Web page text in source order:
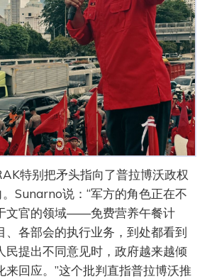
特别把矛头指向了普拉博沃政权
。Sunarno说：“军方的角色正在不
文官的领域——免费营养午餐计
、各部会的执行业务，到处都看到
民提出不同意见时，政府越来越倾
来回应。”这个批判直指普拉博沃推